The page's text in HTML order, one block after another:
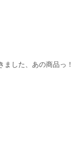
した、あの商品っ！